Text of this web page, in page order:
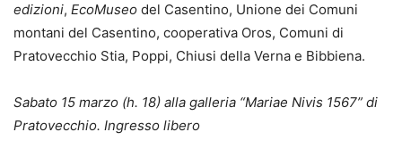
edizioni, EcoMuseo del Casentino, Unione dei Comuni
montani del Casentino, cooperativa Oros, Comuni di
Pratovecchio Stia, Poppi, Chiusi della Verna e Bibbiena.
Sabato 15 marzo (h. 18) alla galleria “Mariae Nivis 1567” di
Pratovecchio. Ingresso libero